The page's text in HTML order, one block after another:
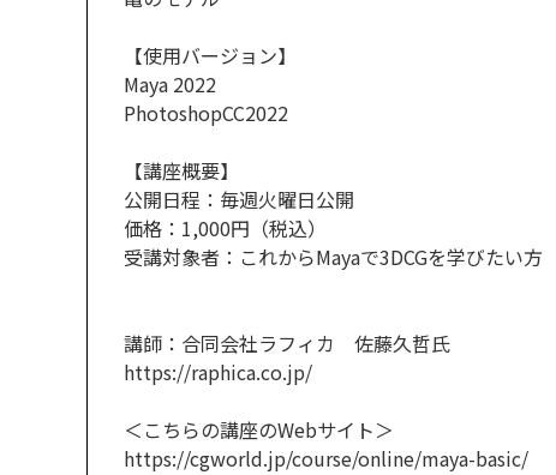
【使用バージョン】
Maya 2022
PhotoshopCC2022
【講座概要】
公開日程：毎週火曜日公開
価格：1,000円（税込）
受講対象者：これからMayaで3DCGを学びたい方
講師：合同会社ラフィカ 佐藤久哲氏
https://raphica.co.jp/
＜こちらの講座のWebサイト＞
https://cgworld.jp/course/online/maya-basic/